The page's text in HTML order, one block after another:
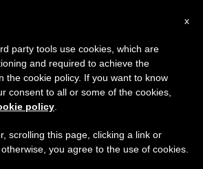
x
party tools use cookies, which are
and required to achieve the
the cookie policy. If you want to know
consent to all or some of the cookies,
policy
scrolling this page, clicking a link or
you agree to the use of cookies.